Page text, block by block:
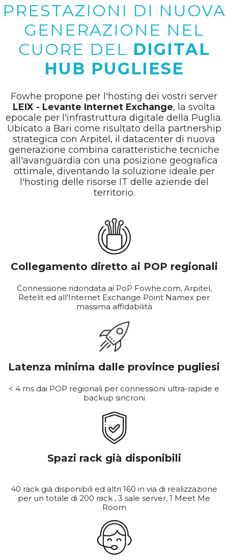
PRESTAZIONI DI NUOVA
GENERAZIONE NEL
CUORE DEL DIGITAL
HUB PUGLIESE
Fowhe propone per l'hosting dei vostri server
LEIX - Levante Internet Exchange, la svolta
epocale per l'infrastruttura digitale della Puglia.
Ubicato a Bari come risultato della partnership
strategica con Arpitel, il datacenter di nuova
generazione combina caratteristiche tecniche
all'avanguardia con una posizione geografica
ottimale, diventando la soluzione ideale per
l'hosting delle risorse IT delle aziende del
territorio.
Collegamento diretto ai POP regionali
Connessione ridondata ai PoP Fowhe.com, Arpitel,
Retelit ed all'Internet Exchange Point Namex per
massima affidabilità
Latenza minima dalle province pugliesi
< 4 ms dai POP regionali per connessioni ultra-rapide e
backup sincroni
Spazi rack già disponibili
40 rack già disponibili ed altri 160 in via di realizzazione
per un totale di 200 rack , 3 sale server, 1 Meet Me
Room